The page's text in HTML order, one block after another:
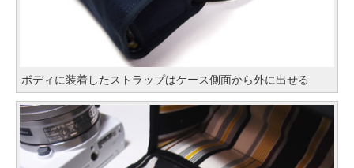
ボディに装着したストラップはケース側面から外に出せる